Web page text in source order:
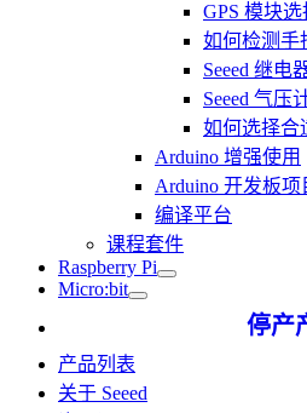
GPS 模块
如何检测手
Seeed 继电
Seeed 气压
如何选择合
Arduino 增强使用
Arduino 开发板项
编译平台
课程套件
Raspberry Pi
Micro:bit
停产
产品列表
关于 Seeed